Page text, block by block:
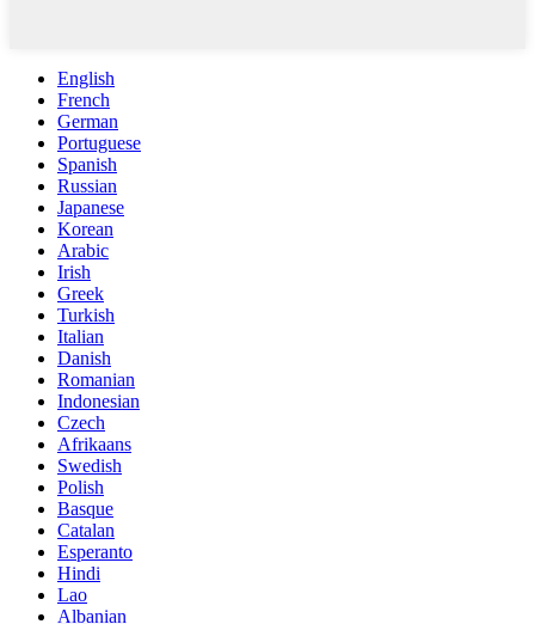
English
French
German
Portuguese
Spanish
Russian
Japanese
Korean
Arabic
Irish
Greek
Turkish
Italian
Danish
Romanian
Indonesian
Czech
Afrikaans
Swedish
Polish
Basque
Catalan
Esperanto
Hindi
Lao
Albanian